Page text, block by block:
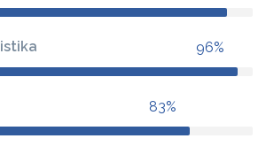
96%
83%